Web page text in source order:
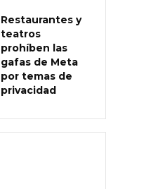
Restaurantes y
teatros
prohíben las
gafas de Meta
por temas de
privacidad